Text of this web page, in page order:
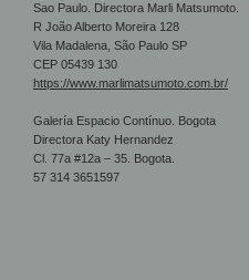
Sao Paulo. Directora Marli Matsumoto.
R João Alberto Moreira 128
Vila Madalena, São Paulo SP
CEP 05439 130
https://www.marlimatsumoto.com.br/
Galería Espacio Contínuo. Bogota
Directora Katy Hernandez
Cl. 77a #12a – 35. Bogota.
57 314 3651597